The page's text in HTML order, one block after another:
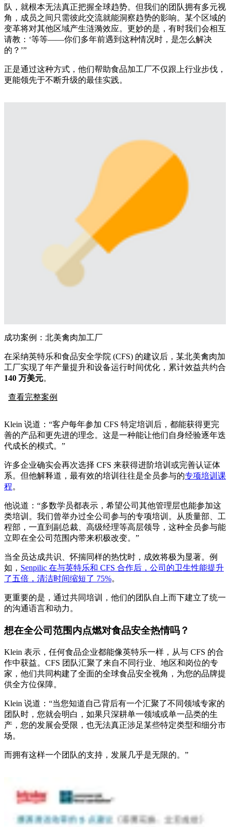
队，就根本无法真正把握全球趋势。但我们的团队拥有多元视
角，成员之间只需彼此交流就能洞察趋势的影响。某个区域的
变革将对其他区域产生涟漪效应。更妙的是，有时我们会相互
请教：‘等等——你们多年前遇到这种情况时，是怎么解决
的？’”
正是通过这种方式，他们帮助食品加工厂不仅跟上行业步伐，
更能领先于不断升级的最佳实践。
成功案例：北美禽肉加工厂
在采纳英特乐和食品安全学院 (CFS) 的建议后，某北美禽肉加
工厂实现了年产量提升和设备运行时间优化，累计效益共约合
140 万美元。
查看完整案例
Klein 说道：“客户每年参加 CFS 特定培训后，都能获得更完
善的产品和更先进的理念。这是一种能让他们自身经验逐年迭
代成长的模式。”
许多企业确实会再次选择 CFS 来获得进阶培训或完善认证体
系。但他解释道，最有效的培训往往是全员参与的专项培训课
程。
他说道：“多数学员都表示，希望公司其他管理层也能参加这
类培训。我们曾举办过全公司参与的专项培训。从质量部、工
程部，一直到副总裁、高级经理等高层领导，这种全员参与能
立即在全公司范围内带来积极改变。”
当全员达成共识、怀揣同样的热忱时，成效将极为显著。例
如， Senpilic 在与英特乐和 CFS 合作后，公司的卫生性能提升
了五倍，清洁时间缩短了 75%。
更重要的是，通过共同培训，他们的团队自上而下建立了统一
的沟通语言和动力。
想在全公司范围内点燃对食品安全热情吗？
Klein 表示，任何食品企业都能像英特乐一样，从与 CFS 的合
作中获益。CFS 团队汇聚了来自不同行业、地区和岗位的专
家，他们共同构建了全面的全球食品安全视角，为您的品牌提
供全方位保障。
Klein 说道：“当您知道自己背后有一个汇聚了不同领域专家的
团队时，您就会明白，如果只深耕单一领域或单一品类的生
产，您的发展会受限，也无法真正涉足某些特定类型和细分市
场。
而拥有这样一个团队的支持，发展几乎是无限的。”